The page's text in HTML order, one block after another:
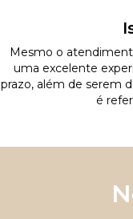
Mesmo o
uma excelente
prazo, além de serem
é